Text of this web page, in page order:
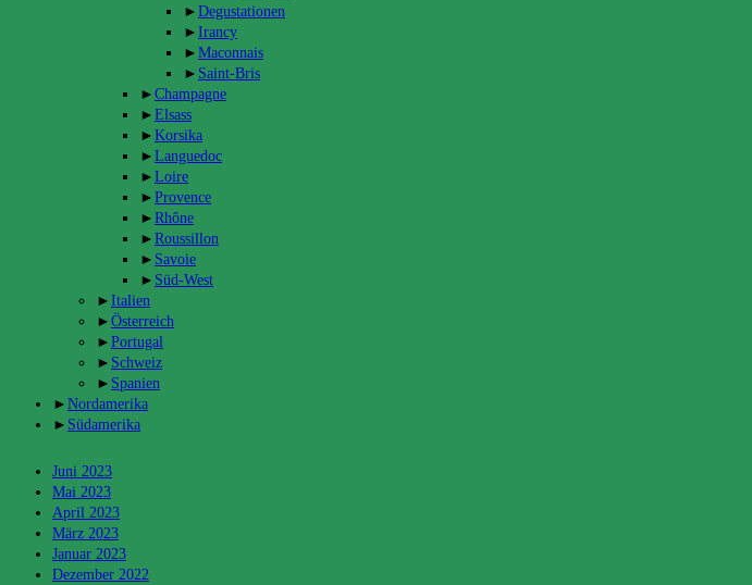
► Degustationen
► Irancy
► Maconnais
► Saint-Bris
► Champagne
► Elsass
► Korsika
► Languedoc
► Loire
► Provence
► Rhône
► Roussillon
► Savoie
► Süd-West
► Italien
► Österreich
► Portugal
► Schweiz
► Spanien
► Nordamerika
► Südamerika
Juni 2023
Mai 2023
April 2023
März 2023
Januar 2023
Dezember 2022